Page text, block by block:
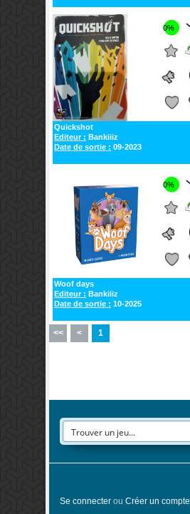
0%
Quickshot
Editeur : Bankiiiz
Date de sortie : 09-2023
0%
Woof days
Editeur : Bankiiiz
Date de sortie : 10-2025
<< < 1
Se connecter ou Créer un compte